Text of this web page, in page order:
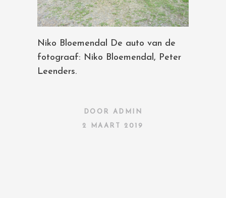
Niko Bloemendal De auto van de
fotograaf: Niko Bloemendal, Peter
Leenders.
DOOR ADMIN
2 MAART 2019